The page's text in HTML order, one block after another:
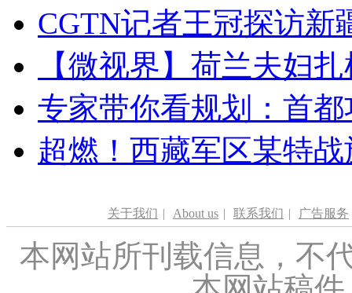
CGTN记者王冠探访新
【微视界】荷兰夫妇
专家带你看规划：首
超燃！西藏军区某特
关于我们 | About us | 联系我们 | 广告服务
本网站所刊载信息，不